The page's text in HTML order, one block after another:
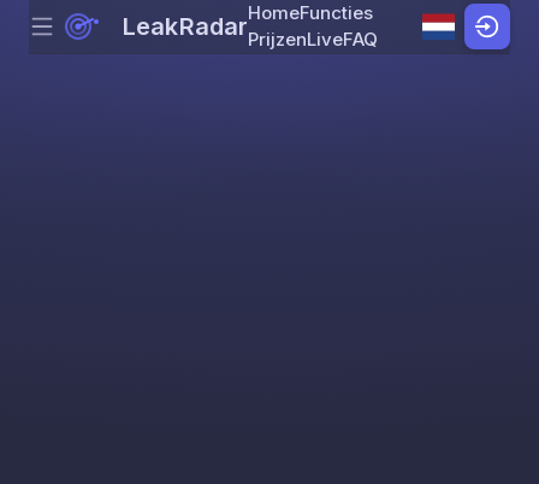
Skip to content
Menu LeakRadarHomeFuncties
PrijzenLiveFAQ